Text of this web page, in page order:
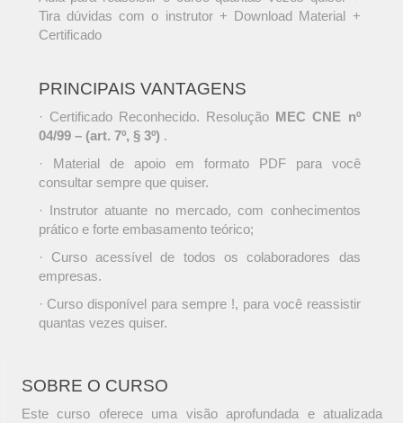
Tira dúvidas com o instrutor + Download Material +
Certificado
PRINCIPAIS VANTAGENS
· Certificado Reconhecido. Resolução MEC CNE nº
04/99 – (art. 7º, § 3º) .
· Material de apoio em formato PDF para você
consultar sempre que quiser.
· Instrutor atuante no mercado, com conhecimentos
prático e forte embasamento teórico;
· Curso acessível de todos os colaboradores das
empresas.
· Curso disponível para sempre !, para você reassistir
quantas vezes quiser.
SOBRE O CURSO
Este curso oferece uma visão aprofundada e atualizada